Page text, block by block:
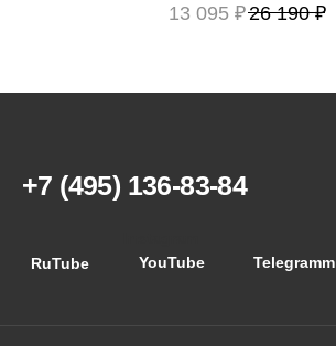
13 095 ₽26 190 ₽
+7 (495) 136-83-84
YouTube
RuTube Telegramm